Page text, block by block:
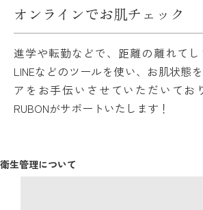
オンラインでお肌チェック
進学や転勤などで、距離の離れて
LINEなどのツールを使い、お肌状態
アをお手伝いさせていただいてお
RUBONがサポートいたします！
衛生管理について